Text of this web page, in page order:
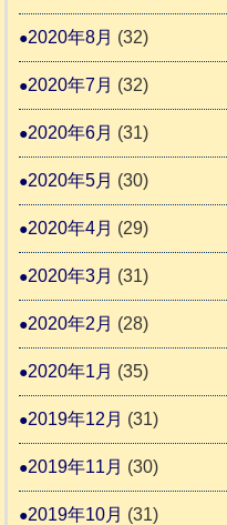
2020年8月 (32)
2020年7月 (32)
2020年6月 (31)
2020年5月 (30)
2020年4月 (29)
2020年3月 (31)
2020年2月 (28)
2020年1月 (35)
2019年12月 (31)
2019年11月 (30)
2019年10月 (31)